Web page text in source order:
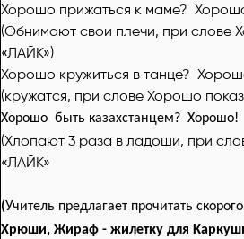
Хорошо прижаться к маме?
(Обнимают свои плечи, при слове
«ЛАЙК»)
Хорошо кружиться в танце?
(кружатся, при слове Хорошо
Хорошо быть казахстанцем? Хорошо!
(Хлопают 3 раза в ладоши, при
«ЛАЙК»
(Учитель предлагает прочитать
Хрюши, Жираф - жилетку для